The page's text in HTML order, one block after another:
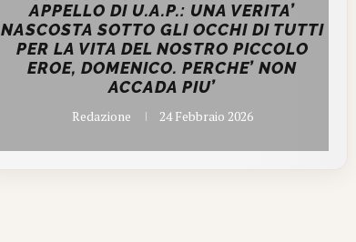
APPELLO DI U.A.P.: UNA VERITA’
NASCOSTA SOTTO GLI OCCHI DI TUTTI
PER LA VITA DEL NOSTRO PICCOLO
EROE, DOMENICO. PERCHE’ NON
ACCADA PIU’
Redazione 24 Febbraio 2026